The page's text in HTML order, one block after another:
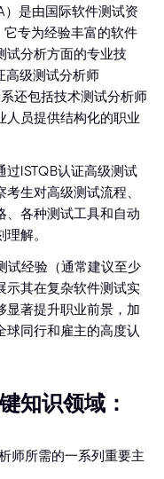
）是由国际软件测试资
专为经验丰富的软件
试分析方面的专业技
高级测试分析师
还包括技术测试分析师
人员提供结构化的职业
ISTQB认证高级测试
生对高级测试流程、
、各种测试工具和自动
解。
试经验（通常建议至少
示其在复杂软件测试实
显著提升职业前景，加
球同行和雇主的高度认
知识领域：
师所需的一系列重要主